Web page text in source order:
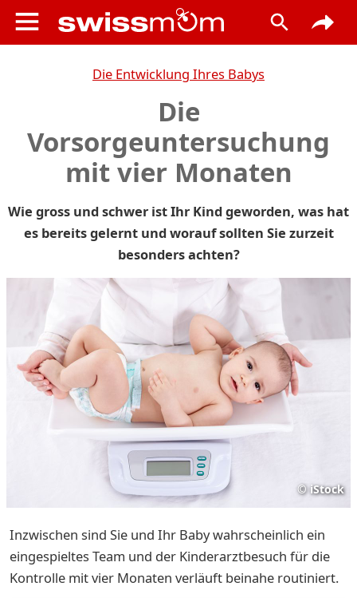
Die Entwicklung Ihres Babys
Die
Vorsorgeuntersuchung
mit vier Monaten
Wie gross und schwer ist Ihr Kind geworden, was hat
es bereits gelernt und worauf sollten Sie zurzeit
besonders achten?
© iStock
Inzwischen sind Sie und Ihr Baby wahrscheinlich ein
eingespieltes Team und der Kinderarztbesuch für die
Kontrolle mit vier Monaten verläuft beinahe routiniert.